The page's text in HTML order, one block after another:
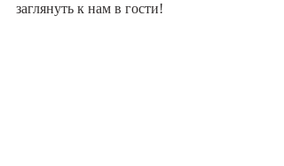
заглянуть к нам в гости!